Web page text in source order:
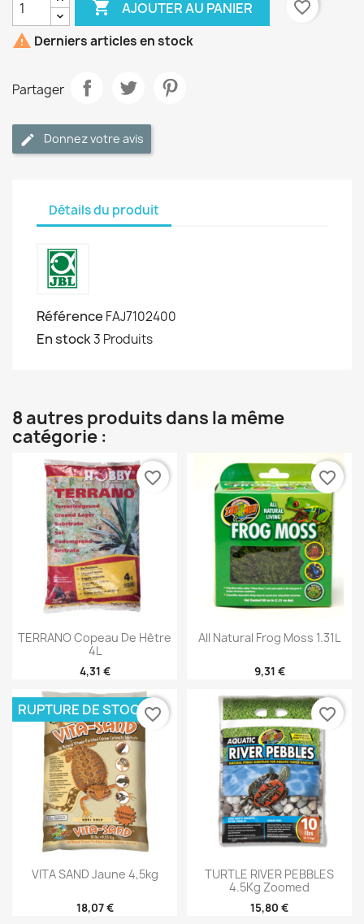
 AJOUTER AU PANIER
favorite_border
 Derniers articles en stock
Partager
Donnez votre avis
Détails du produit
Référence FAJ7102400
En stock3 Produits
8 autres produits dans la même
catégorie :
TERRANO Copeau De Hêtre
4L
4,31 €
favorite_border
All Natural Frog Moss 1.31L
9,31 €
favorite_border
VITA SAND Jaune 4,5kg
18,07 €
RUPTURE DE STOCKfavorite_border
TURTLE RIVER PEBBLES
4.5Kg Zoomed
15,80 €
favorite_border